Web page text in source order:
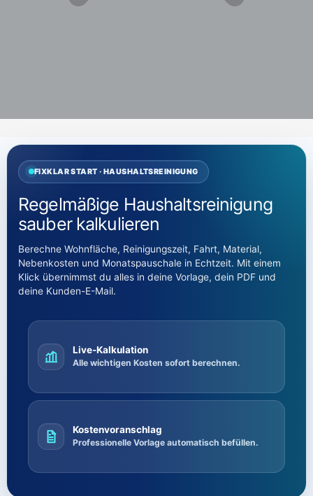
FIXKLAR START · HAUSHALTSREINIGUNG
Regelmäßige Haushaltsreinigung
sauber kalkulieren
Berechne Wohnfläche, Reinigungszeit, Fahrt, Material,
Nebenkosten und Monatspauschale in Echtzeit. Mit einem
Klick übernimmst du alles in deine Vorlage, dein PDF und
deine Kunden-E-Mail.
Live-Kalkulation
Alle wichtigen Kosten sofort berechnen.
Kostenvoranschlag
Professionelle Vorlage automatisch befüllen.